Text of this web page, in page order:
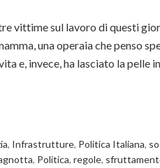
vittime sul lavoro di questi
una operaia che penso
e, invece, ha lasciato la pelle
, Infrastrutture, Politica Italiana,
, Politica, regole,